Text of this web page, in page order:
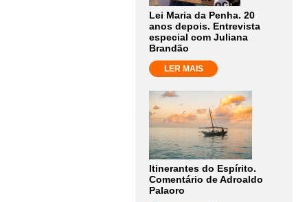
Lei Maria da Penha. 20
anos depois. Entrevista
especial com Juliana
Brandão
LER MAIS
Itinerantes do Espírito.
Comentário de Adroaldo
Palaoro